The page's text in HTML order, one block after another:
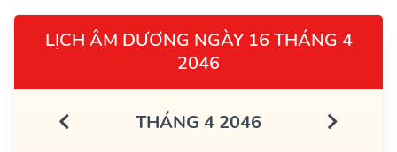
LỊCH ÂM DƯƠNG NGÀY 16 THÁNG 4
2046
THÁNG 4 2046